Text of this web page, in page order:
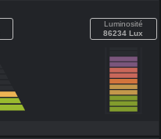
Luminosité
86234 Lux